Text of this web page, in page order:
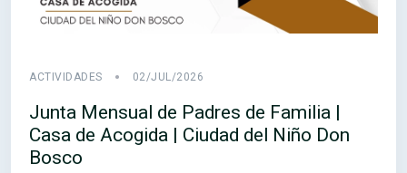
ACTIVIDADES 02/JUL/2026
Junta Mensual de Padres de Familia |
Casa de Acogida | Ciudad del Niño Don
Bosco